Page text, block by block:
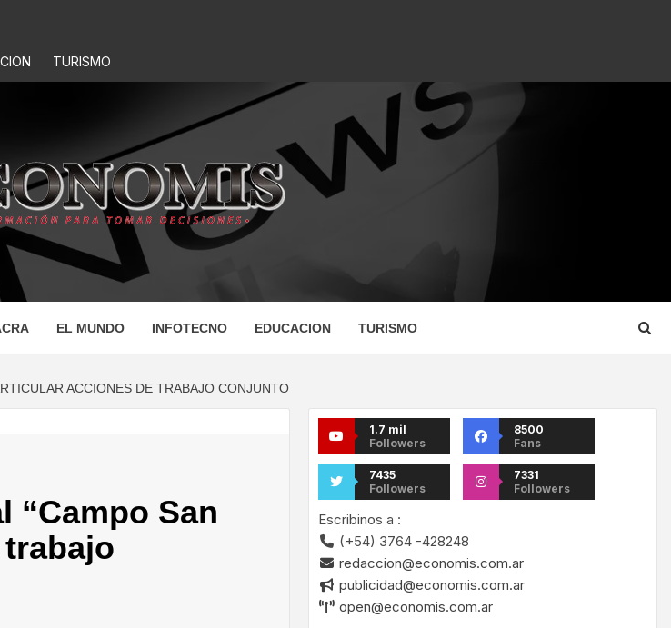
TURISMO
EL MUNDO INFOTECNO EDUCACION TURISMO
ACCIONES DE TRABAJO CONJUNTO
“Campo San
1.7 mil
Followers
8500
Fans
7435
Followers
7331
Followers
Escribinos a :
(+54) 3764 -428248
redaccion@economis.com.ar
publicidad@economis.com.ar
open@economis.com.ar